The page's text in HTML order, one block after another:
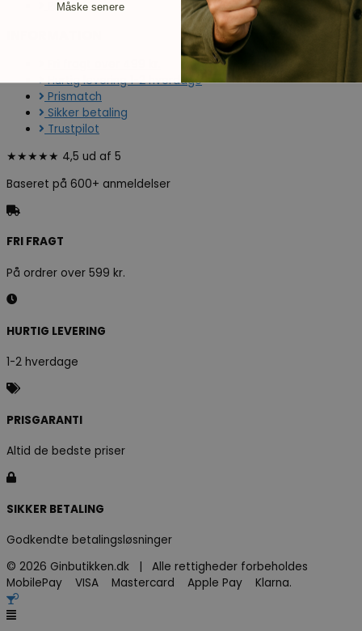
Presse
Hurtig levering 1-2 hverdage
Prismatch
Sikker betaling
Trustpilot
★★★★★ 4,5 ud af 5
Baseret på 600+ anmeldelser
FRI FRAGT
På ordrer over 599 kr.
HURTIG LEVERING
1-2 hverdage
PRISGARANTI
Altid de bedste priser
SIKKER BETALING
Godkendte betalingsløsninger
© 2026 Ginbutikken.dk | Alle rettigheder forbeholdes
MobilePay VISA Mastercard Apple Pay Klarna.
Måske senere